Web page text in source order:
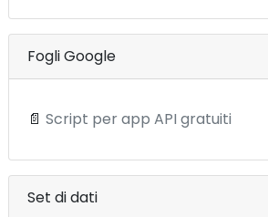
Fogli Google
📄 Script per app API gratuiti
Set di dati